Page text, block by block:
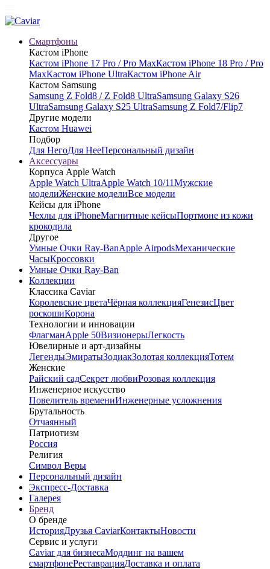
Смартфоны
Кастом iPhone
Кастом iPhone 17 Pro / Pro MaxКастом iPhone 18 Pro / Pro
MaxКастом iPhone UltraКастом iPhone Air
Кастом Samsung
Samsung Z Fold8 / Z Fold8 UltraSamsung Galaxy S26
UltraSamsung Galaxy S25 UltraSamsung Z Fold7/Flip7
Другие модели
Кастом Huawei
Подбор
Для НегоДля НееПерсональный дизайн
Аксессуары
Корпуса Apple Watch
Apple Watch UltraApple Watch 10/11Мужские
моделиЖенские моделиВсе модели
Кейсы для iPhone
Чехлы для iPhoneМагнитные кейсыПортмоне из кожи
крокодила
Другое
Умные Очки Ray-BanApple AirpodsМеханические
ЧасыКроссовки
Умные Очки Ray-Ban
Коллекции
Классика Caviar
Королевские цветаЧёрная коллекцияГенезисЦвет
роскошиКорона
Технологии и инновации
ФлагманApple 50ВизионерыЛегкость
Ювелирные и арт-дизайны
ЛегендыЭмиратыЗодиакЗолотая коллекцияТотем
Женские
Райский садСекрет любвиРозовая коллекция
Инженерное искусство
Повелитель времениИнженерные усложнения
Брутальность
Отчаянный
Патриотизм
Россия
Религия
Символ Веры
Персональный дизайн
Экспресс-Доставка
Галерея
Бренд
О бренде
ИсторияДрузья CaviarКонтактыНовости
Сервис и услуги
Caviar для бизнесаМоддинг на вашем
смартфонеРеставрацияДоставка и оплата